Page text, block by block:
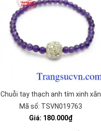
Chuỗi tay thạch anh tím xinh xắn
Mã số: TSVN019763
Giá: 180.000₫